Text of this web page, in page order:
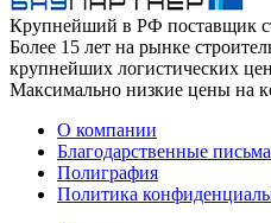
Крупнейший в РФ поставщик
Более 15 лет на рынке
крупнейших логистических
Максимально низкие цены на
О компании
Благодарственные письма
Полиграфия
Политика